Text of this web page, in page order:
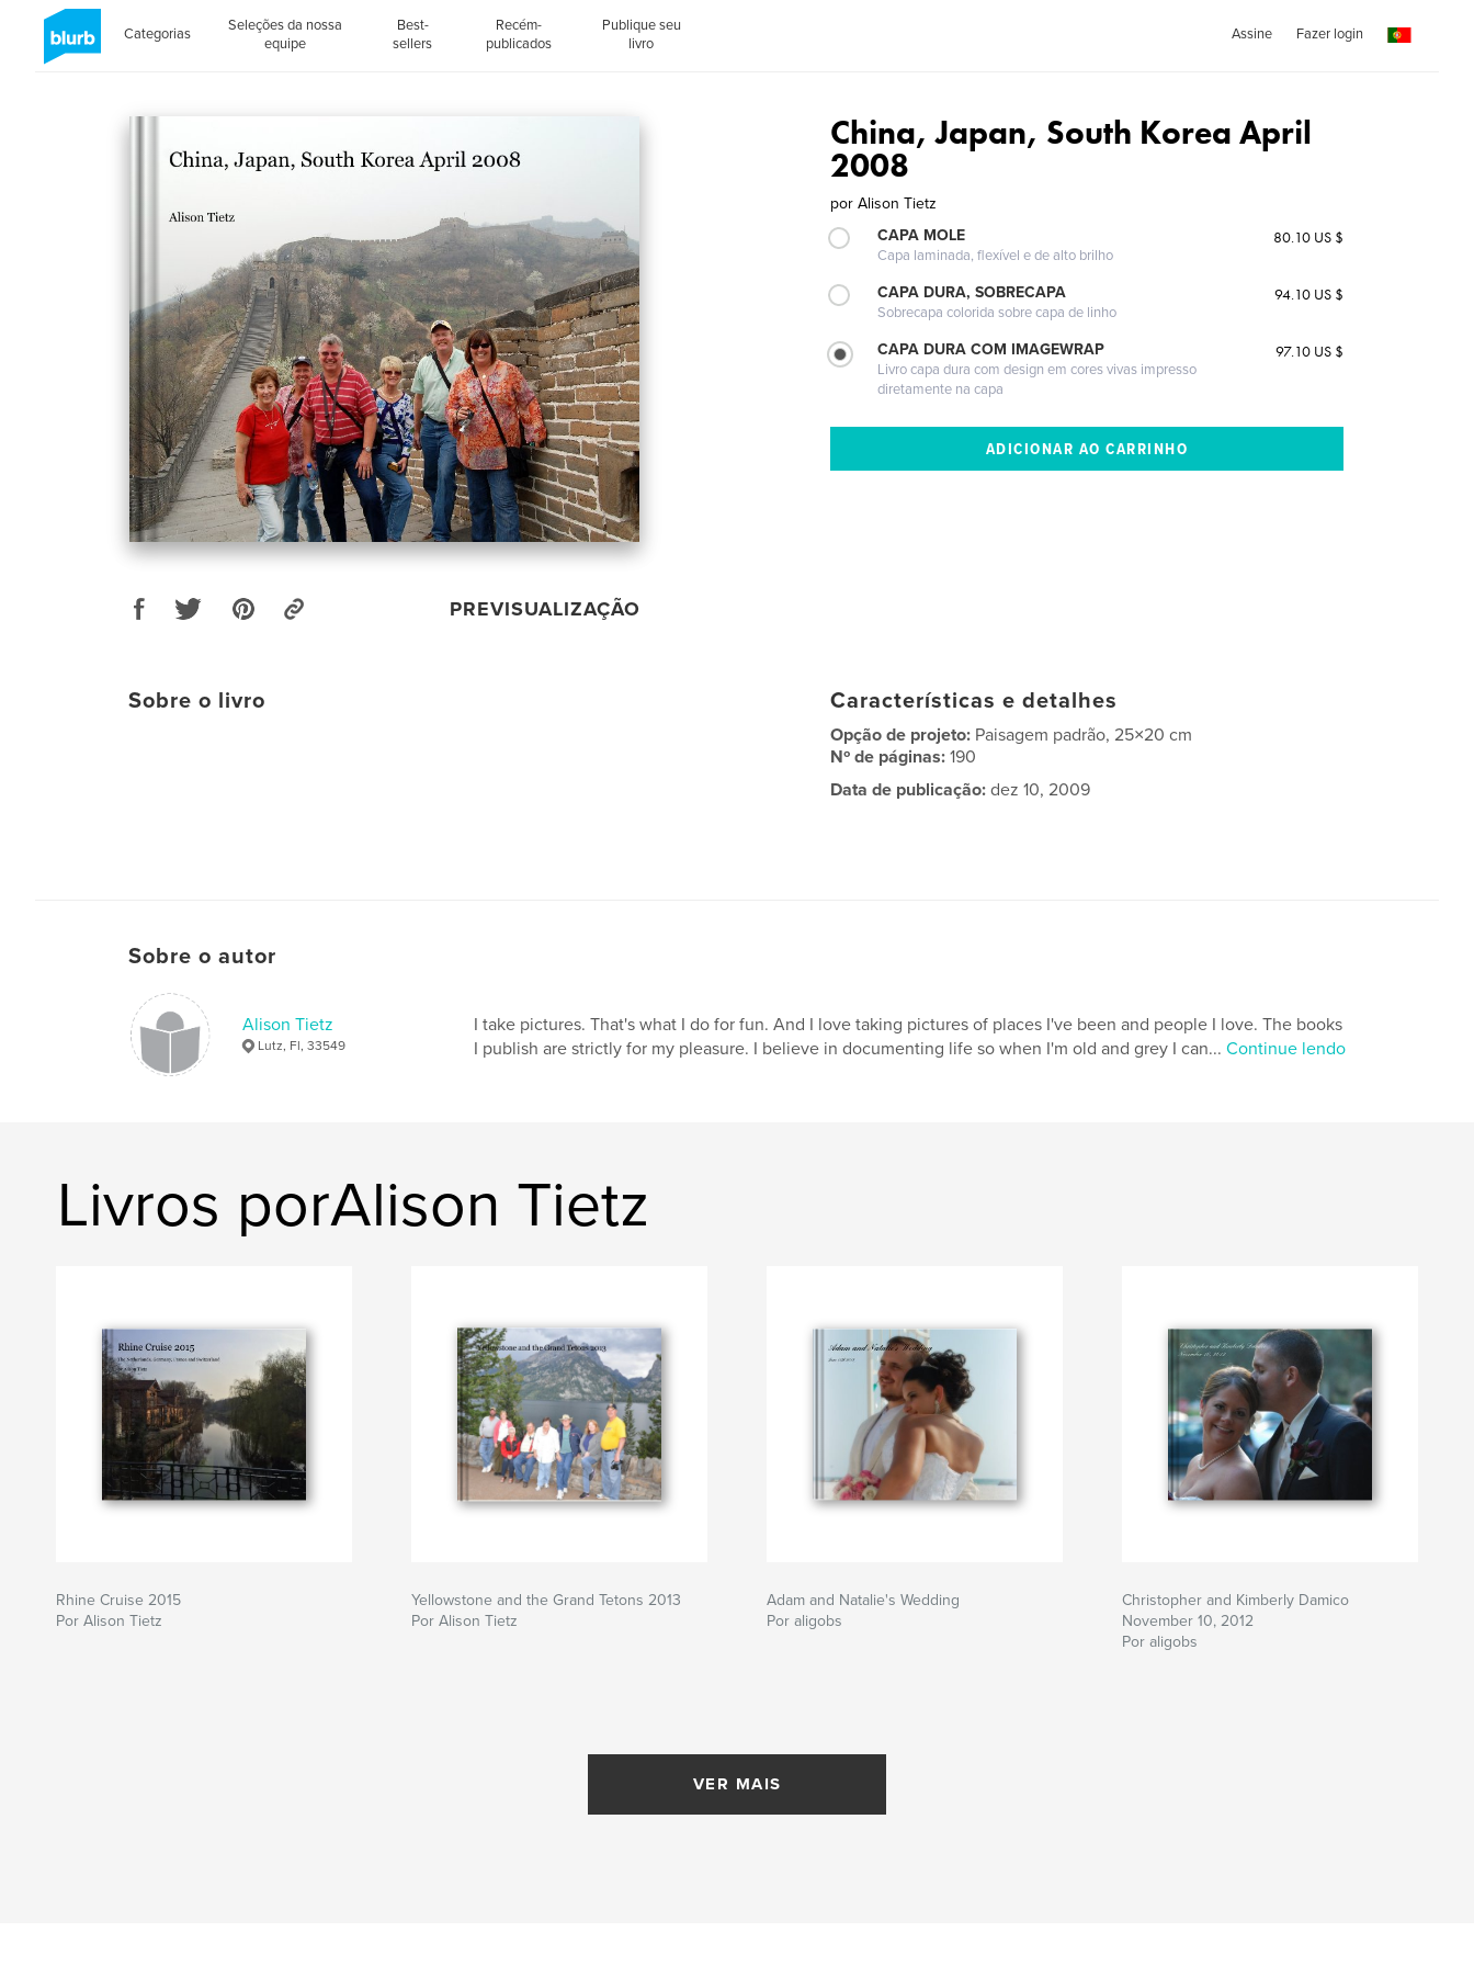
Categorias
Seleções da nossa
equipe
Best-
sellers
Recém-
publicados
Publique seu
livro
Assine Fazer login
PREVISUALIZAÇÃO
China, Japan, South Korea April
2008
por Alison Tietz
CAPA MOLE
Capa laminada, flexível e de alto brilho
80.10 US $
CAPA DURA, SOBRECAPA
Sobrecapa colorida sobre capa de linho
94.10 US $
CAPA DURA COM IMAGEWRAP
Livro capa dura com design em cores vivas impresso
diretamente na capa
97.10 US $
Sobre o livro Características e detalhes
Opção de projeto: Paisagem padrão, 25×20 cm
Nº de páginas:190
Data de publicação: dez 10, 2009
Sobre o autor
Alison Tietz
Lutz, Fl, 33549
I take pictures. That's what I do for fun. And I love taking pictures of places I've been and people I love. The books
I publish are strictly for my pleasure. I believe in documenting life so when I'm old and grey I can... Continue lendo
Livros porAlison Tietz
Rhine Cruise 2015
Por Alison Tietz
Yellowstone and the Grand Tetons 2013
Por Alison Tietz
Adam and Natalie's Wedding
Por aligobs
Christopher and Kimberly Damico
November 10, 2012
Por aligobs
VER MAIS